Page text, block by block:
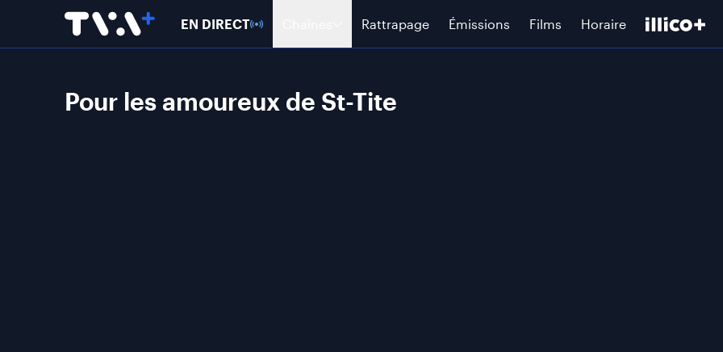
EN DIRECT Rattrapage Émissions Films Horaire
Pour les amoureux de St-Tite